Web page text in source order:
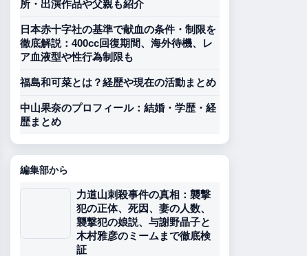
所・出演作品や父親も紹介
日本赤十字社の基準で献血の条件・制限を
徹底解説：400cc回復期間、海外待機、レ
ア血液型や性行為制限も
福島和可菜とは？経歴や現在の活動まとめ
中山果奈のプロフィール：結婚・学歴・経
歴まとめ
編集部から
力道山刺殺事件の真相：襲撃
犯の正体、死因、妻の人数、
襲撃犯の娘説、与謝野晶子と
木村雅彦のミームまで徹底検
証